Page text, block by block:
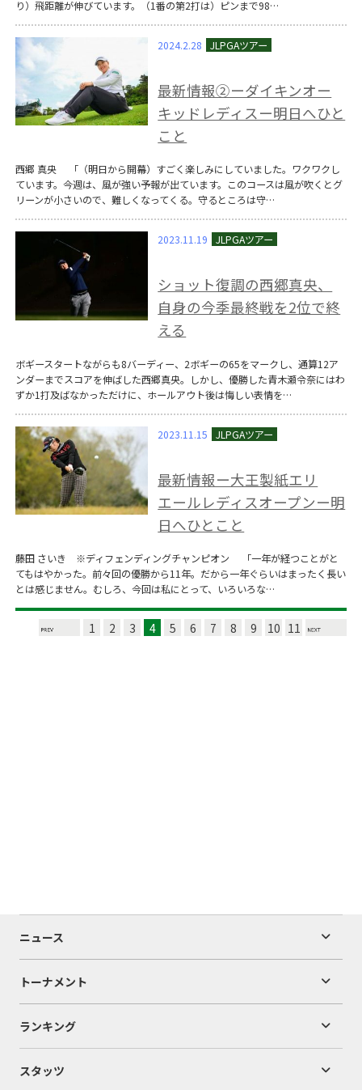
り）飛距離が伸びています。（1番の第2打は）ピンまで98…
2024.2.28
最新情報②ーダイキンオー
キッドレディスー明日へひと
こと
西郷 真央 「（明日から開幕）すごく楽しみにしていました。ワクワクし
ています。今週は、風が強い予報が出ています。このコースは風が吹くとグ
リーンが小さいので、難しくなってくる。守るところは守…
2023.11.19
ショット復調の西郷真央、
自身の今季最終戦を2位で終
える
ボギースタートながらも8バーディー、2ボギーの65をマークし、通算12ア
ンダーまでスコアを伸ばした西郷真央。しかし、優勝した青木瀬令奈にはわ
ずか1打及ばなかっただけに、ホールアウト後は悔しい表情を…
2023.11.15
最新情報ー大王製紙エリ
エールレディスオープンー明
日へひとこと
藤田 さいき ※ディフェンディングチャンピオン 「一年が経つことがと
てもはやかった。前々回の優勝から11年。だから一年ぐらいはまったく長い
とは感じません。むしろ、今回は私にとって、いろいろな…
1 2 3 4 5 6 7 8 9 10 11
ニュース
トーナメント
ランキング
スタッツ